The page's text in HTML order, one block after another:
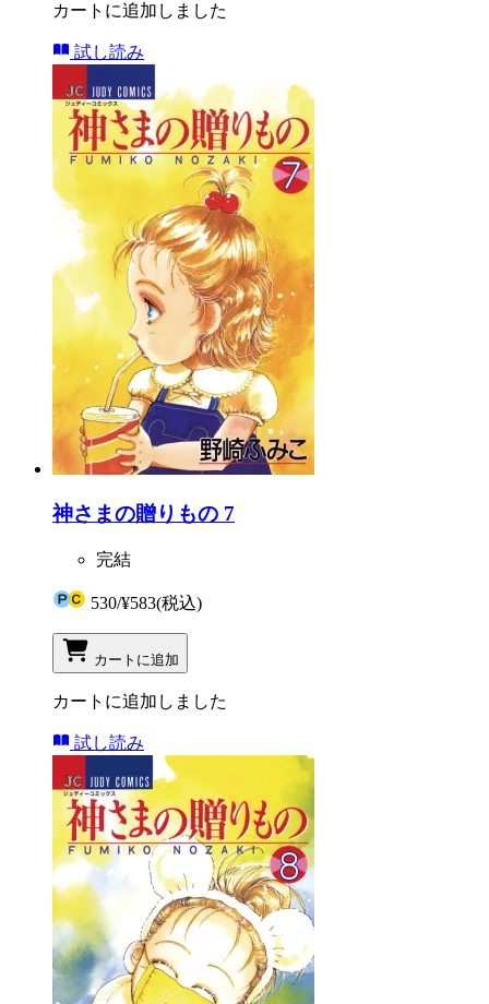
カートに追加しました
試し読み
神さまの贈りもの 7
完結
530/¥583(税込)
カートに追加
カートに追加しました
試し読み